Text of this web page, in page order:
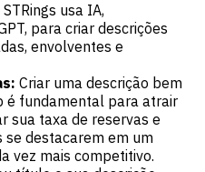
STRings usa IA,
para criar descrições
envolventes e
Criar uma descrição bem
é fundamental para atrair
sua taxa de reservas e
se destacarem em um
vez mais competitivo.